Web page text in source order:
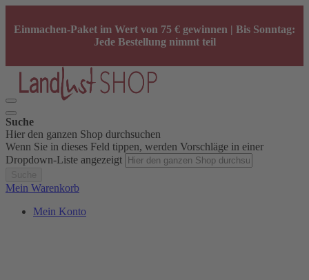
Einmachen-Paket im Wert von 75 € gewinnen | Bis Sonntag:
Jede Bestellung nimmt teil
Suche
Hier den ganzen Shop durchsuchen
Wenn Sie in dieses Feld tippen, werden Vorschläge in einer
Dropdown-Liste angezeigt
Mein Warenkorb
Mein Konto